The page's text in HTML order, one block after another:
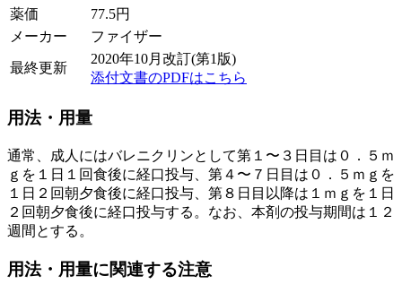
薬価
77.5円
メーカー
ファイザー
最終更新
2020年10月改訂(第1版)
添付文書のPDFはこちら
用法・用量
通常、成人にはバレニクリンとして第１〜３日目は０．５ｍ
ｇを１日１回食後に経口投与、第４〜７日目は０．５ｍｇを
１日２回朝夕食後に経口投与、第８日目以降は１ｍｇを１日
２回朝夕食後に経口投与する。なお、本剤の投与期間は１２
週間とする。
用法・用量に関連する注意